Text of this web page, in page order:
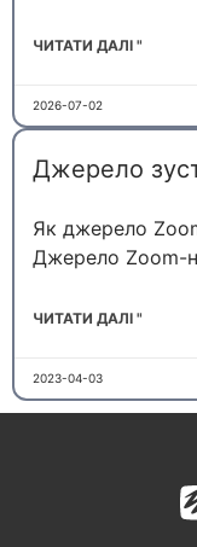
ЧИТАТИ ДАЛІ "
2026-07-02
Джерело
Як джерело
Джерело Zoom-
ЧИТАТИ ДАЛІ "
2023-04-03